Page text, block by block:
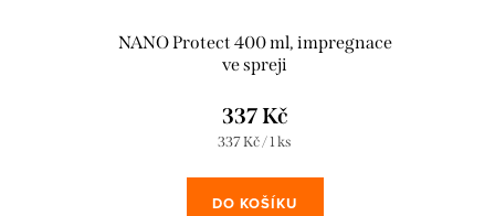
NANO Protect 400 ml, impregnace
ve spreji
337 Kč
Měrná
337 Kč / 1 ks
DO KOŠÍKU